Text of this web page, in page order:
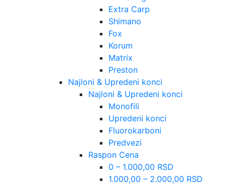
Extra Carp
Shimano
Fox
Korum
Matrix
Preston
Najloni & Upredeni konci
Najloni & Upredeni konci
Monofili
Upredeni konci
Fluorokarboni
Predvezi
Raspon Cena
0 – 1.000,00 RSD
1.000,00 – 2.000,00 RSD